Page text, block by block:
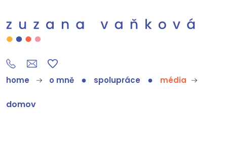
home o mně spolupráce média
domov